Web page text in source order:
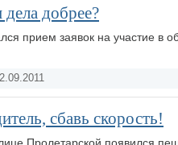
добрее?
прием заявок на участие в
сбавь скорость!